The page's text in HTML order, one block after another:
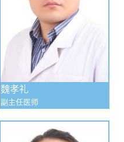
魏孝礼
副主任医师